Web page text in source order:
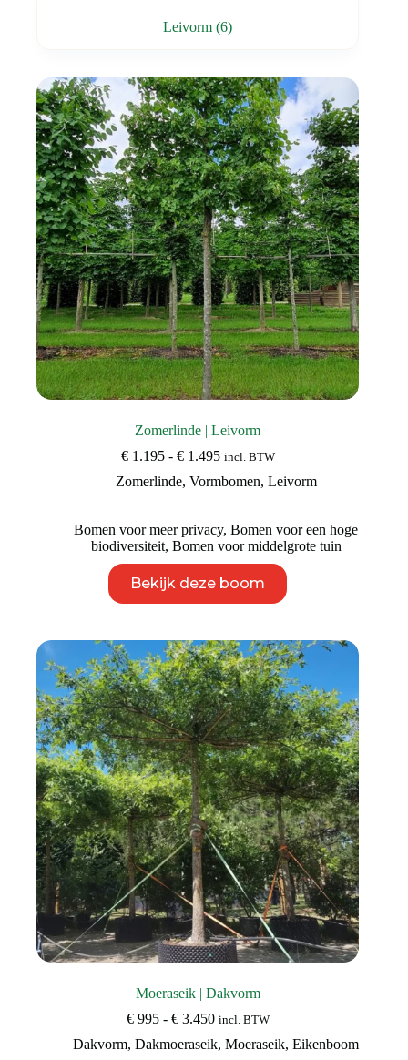
Leivorm(6)
Zomerlinde | Leivorm
€1.195 - €1.495Prijsklasse:
tot
incl. BTW
Zomerlinde, Vormbomen, Leivorm
Bomen voor meer privacy,Bomen voor een hoge
biodiversiteit, Bomen voor middelgrote tuin
Bekijk deze boom
product
heeft
Deze
optie
kan
gekozen
worden
op
de
productpagina
Moeraseik | Dakvorm
€995 - €3.450Prijsklasse:
tot
incl. BTW
Dakvorm,Dakmoeraseik,Moeraseik,Eikenboom